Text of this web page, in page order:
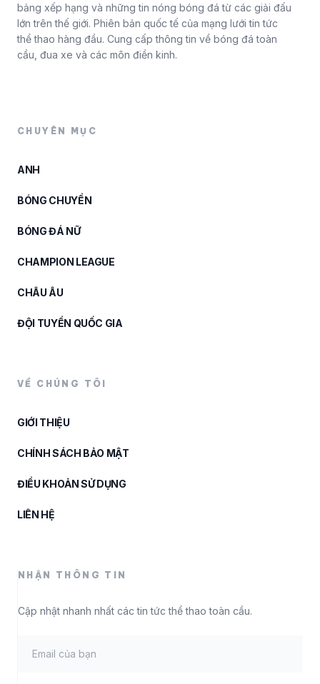
bảng xếp hạng và những tin nóng bóng đá từ các giải đấu
lớn trên thế giới. Phiên bản quốc tế của mạng lưới tin tức
thể thao hàng đầu. Cung cấp thông tin về bóng đá toàn
cầu, đua xe và các môn điền kinh.
CHUYÊN MỤC
ANH
BÓNG CHUYỀN
BÓNG ĐÁ NỮ
CHAMPION LEAGUE
CHÂU ÂU
ĐỘI TUYỂN QUỐC GIA
VỀ CHÚNG TÔI
GIỚI THIỆU
CHÍNH SÁCH BẢO MẬT
ĐIỀU KHOẢN SỬ DỤNG
LIÊN HỆ
NHẬN THÔNG TIN
Cập nhật nhanh nhất các tin tức thể thao toàn cầu.